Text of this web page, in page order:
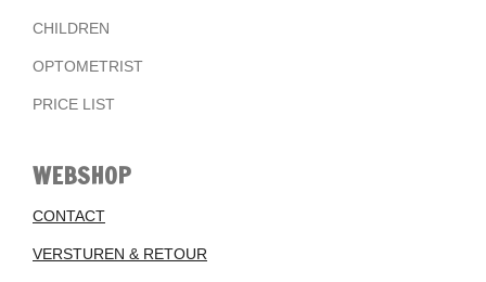
CHILDREN
OPTOMETRIST
PRICE LIST
WEBSHOP
CONTACT
VERSTUREN & RETOUR